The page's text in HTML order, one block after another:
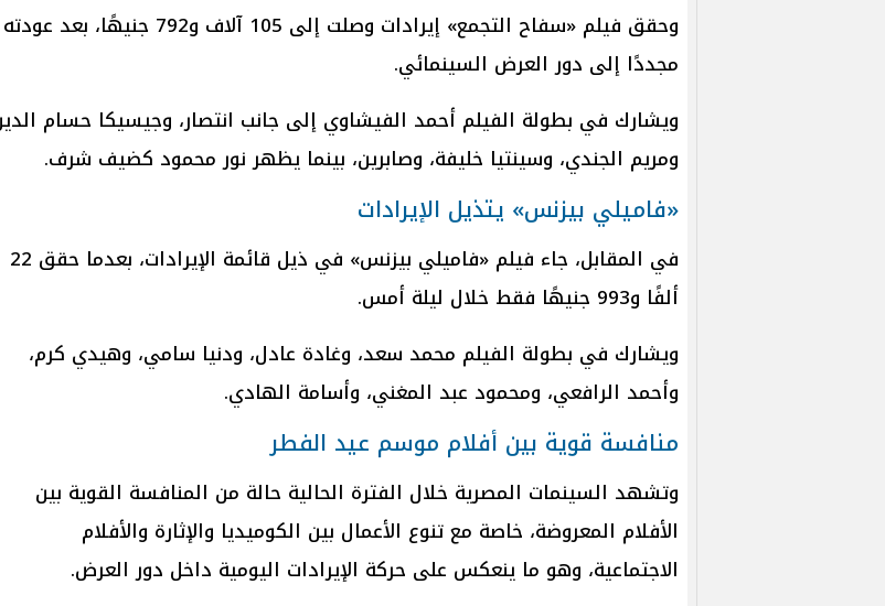
وحقق فيلم «سفاح التجمع» إيرادات وصلت إلى 105 آلاف و792 جنيهًا، بعد عودته
مجددًا إلى دور العرض السينمائي.
ويشارك في بطولة الفيلم أحمد الفيشاوي إلى جانب انتصار، وجيسيكا حسام
ومريم الجندي، وسينتيا خليفة، وصابرين، بينما يظهر نور محمود كضيف شرف.
«فاميلي بيزنس» يتذيل الإيرادات
في المقابل، جاء فيلم «فاميلي بيزنس» في ذيل قائمة الإيرادات، بعدما حقق 22
ألفًا و993 جنيهًا فقط خلال ليلة أمس.
ويشارك في بطولة الفيلم محمد سعد، وغادة عادل، ودنيا سامي، وهيدي كرم،
وأحمد الرافعي، ومحمود عبد المغني، وأسامة الهادي.
منافسة قوية بين أفلام موسم عيد الفطر
وتشهد السينمات المصرية خلال الفترة الحالية حالة من المنافسة القوية بين
الأفلام المعروضة، خاصة مع تنوع الأعمال بين الكوميديا والإثارة والأفلام
الاجتماعية، وهو ما ينعكس على حركة الإيرادات اليومية داخل دور العرض.